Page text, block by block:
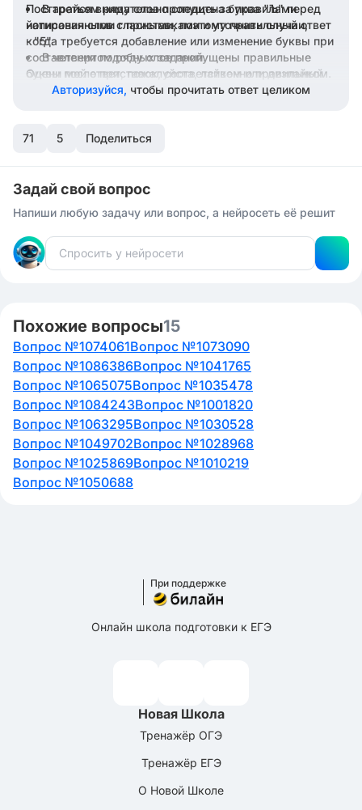
В третьем ряду слов пропущена буква "Ъ" перед
йотированными гласными, поэтому правильный ответ
- "5".
В четвертом ряду слов пропущены правильные
буквы после приставок, соответственно правильный
ответ - "3".
Постарайся внимательно следить за правилами
написания слов с приставками и уточнить случаи,
когда требуется добавление или изменение буквы при
составлении подобных заданий.
Оцени мой ответ, пожалуйста, лайком или дизлайком.
Авторизуйся, чтобы прочитать ответ целиком
71 5 Поделиться
Задай свой вопрос
Напиши любую задачу или вопрос, а нейросеть её решит
Похожие вопросы15
Вопрос №1074061Вопрос №1073090
Вопрос №1086386Вопрос №1041765
Вопрос №1065075Вопрос №1035478
Вопрос №1084243Вопрос №1001820
Вопрос №1063295Вопрос №1030528
Вопрос №1049702Вопрос №1028968
Вопрос №1025869Вопрос №1010219
Вопрос №1050688
При поддержке
Онлайн школа подготовки к ЕГЭ
Новая Школа
Тренажёр ОГЭ
Тренажёр ЕГЭ
О Новой Школе